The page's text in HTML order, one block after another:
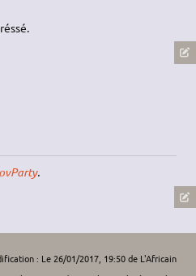
.
: Le 26/01/2017, 19:50 de L'Africain